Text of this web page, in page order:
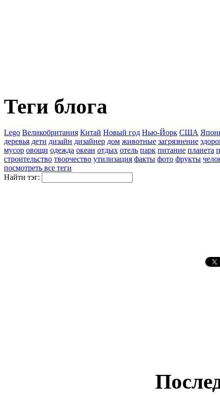
Теги блога
Lego Великобритания Китай Новый год Нью-Йорк США
деревья дети дизайн дизайнер дом животные загрязнение
мусор овощи одежда океан отдых отель парк питание планета
строительство творчество утилизация факты фото фрукты
посмотреть все теги
Найти тэг: